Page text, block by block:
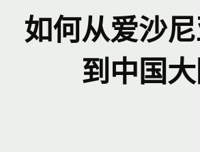
如何从爱沙
到中国